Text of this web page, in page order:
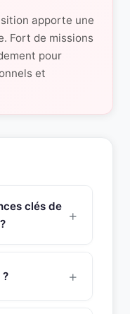
apporte une
Fort de missions
pour
et
clés de
des